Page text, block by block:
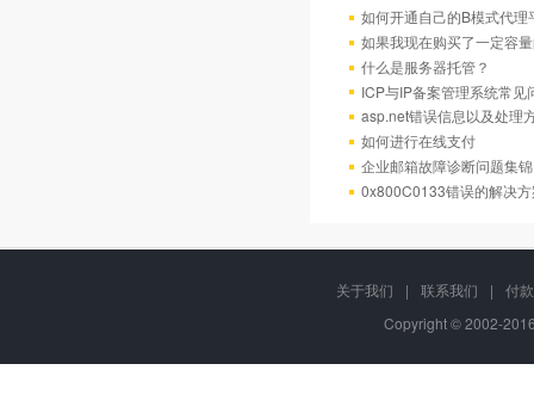
如何开通自己的B模式代理
如果我现在购买了一定容
什么是服务器托管？
ICP与IP备案管理系统常见
asp.net错误信息以及处理
如何进行在线支付
企业邮箱故障诊断问题集锦
0x800C0133错误的解决
关于我们 | 联系我们 |
付
Copyright © 2002-